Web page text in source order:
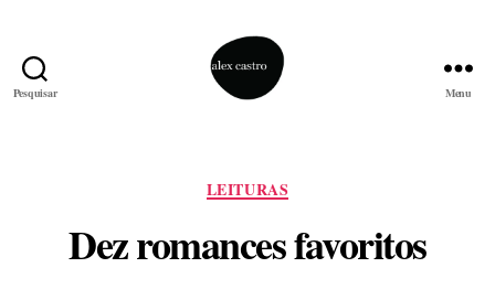
Pesquisar Menu
Categorias
LEITURAS
Dez romances favoritos